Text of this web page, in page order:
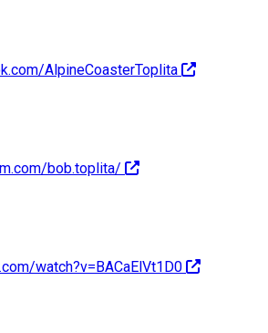
AlpineCoasterToplita
bob.toplita/
watch?v=BACaElVt1D0